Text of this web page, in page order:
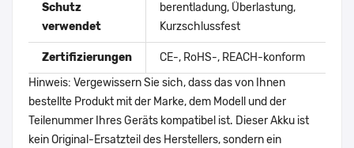
Schutz
verwendet
berentladung, Überlastung,
Kurzschlussfest
Zertifizierungen
CE-, RoHS-, REACH-konform
Hinweis: Vergewissern Sie sich, dass das von Ihnen
bestellte Produkt mit der Marke, dem Modell und der
Teilenummer Ihres Geräts kompatibel ist. Dieser Akku ist
kein Original-Ersatzteil des Herstellers, sondern ein